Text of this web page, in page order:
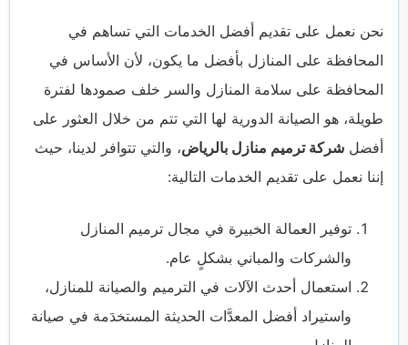
نحن نعمل على تقديم أفضل الخدمات التي تساهم في
المحافظة على المنازل بأفضل ما يكون، لأن الأساس في
المحافظة على سلامة المنازل والسر خلف صمودها لفترة
طويلة، هو الصيانة الدورية لها التي تتم من خلال العثور على
أفضل شركة ترميم منازل بالرياض، والتي تتوافر لدينا، حيث
إننا نعمل على تقديم الخدمات التالية:
توفير العمالة الخبيرة في مجال ترميم المنازل
والشركات والمباني بشكلٍ عام.
استعمال أحدث الآلات في الترميم والصيانة للمنازل،
واستيراد أفضل المعدَّات الحديثة المستخدَمة في صيانة